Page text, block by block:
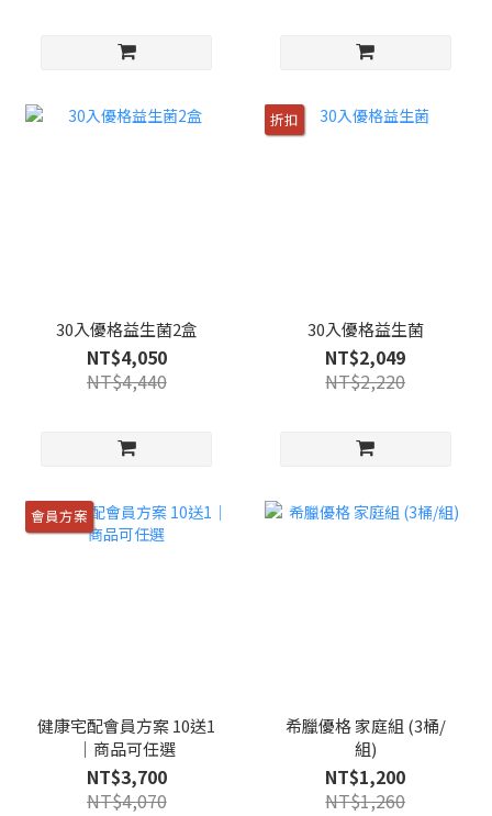
30入優格益生菌2盒
NT$4,050
NT$4,440
折扣
30入優格益生菌
NT$2,049
NT$2,220
會員方案
健康宅配會員方案 10送1
｜商品可任選
NT$3,700
NT$4,070
希臘優格 家庭組 (3桶/
組)
NT$1,200
NT$1,260